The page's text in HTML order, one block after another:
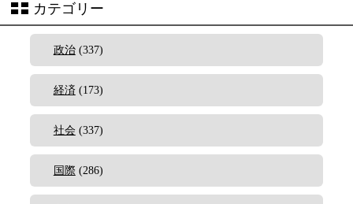
カテゴリー
政治(337)
経済(173)
社会(337)
国際 (286)